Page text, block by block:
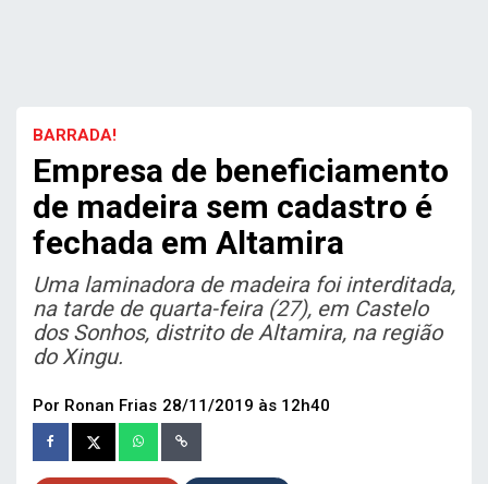
BARRADA!
Empresa de beneficiamento
de madeira sem cadastro é
fechada em Altamira
Uma laminadora de madeira foi interditada,
na tarde de quarta-feira (27), em Castelo
dos Sonhos, distrito de Altamira, na região
do Xingu.
Por Ronan Frias 28/11/2019 às 12h40